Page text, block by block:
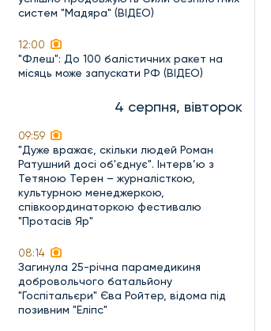
систем "Мадяра" (ВІДЕО)
12:00
"Флеш": До 100 балістичних ракет на
місяць може запускати РФ (ВІДЕО)
4 серпня, вівторок
09:59
"Дуже вражає, скільки людей Роман
Ратушний досі об'єднує". Інтерв’ю з
Тетяною Терен – журналісткою,
культурною менеджеркою,
співкоординаторкою фестивалю
"Протасів Яр"
08:14
Загинула 25-річна парамедикиня
добровольчого батальйону
"Госпітальєри" Єва Ройтер, відома під
позивним "Еліпс"